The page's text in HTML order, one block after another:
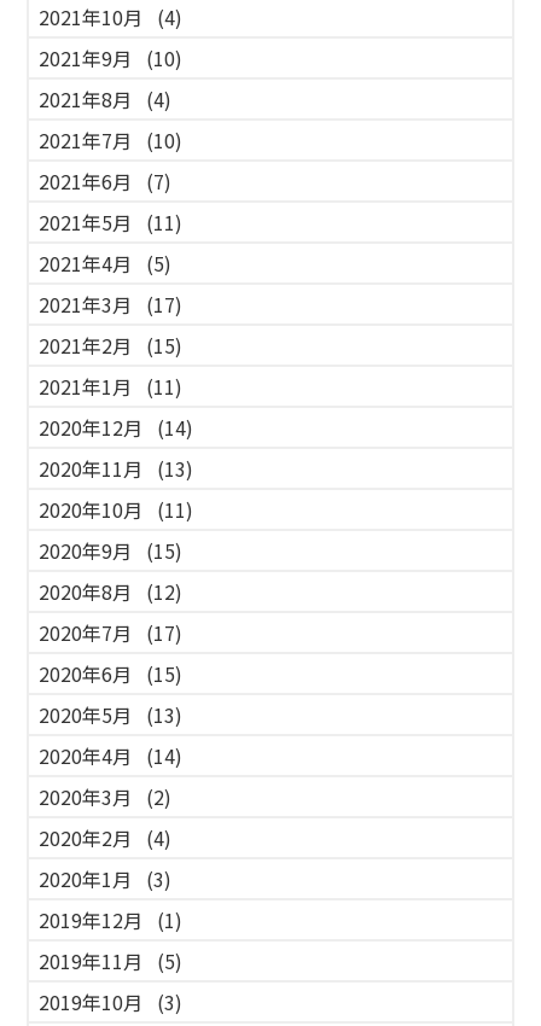
2021年10月
(4)
2021年9月
(10)
2021年8月
(4)
2021年7月
(10)
2021年6月
(7)
2021年5月
(11)
2021年4月
(5)
2021年3月
(17)
2021年2月
(15)
2021年1月
(11)
2020年12月
(14)
2020年11月
(13)
2020年10月
(11)
2020年9月
(15)
2020年8月
(12)
2020年7月
(17)
2020年6月
(15)
2020年5月
(13)
2020年4月
(14)
2020年3月
(2)
2020年2月
(4)
2020年1月
(3)
2019年12月
(1)
2019年11月
(5)
2019年10月
(3)